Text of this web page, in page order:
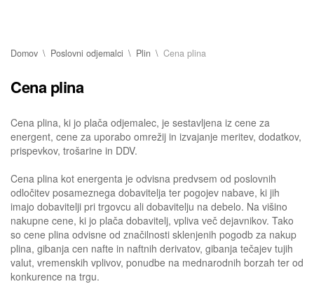
Domov Poslovni odjemalci Plin Cena plina
Cena plina
Cena plina, ki jo plača odjemalec, je sestavljena iz cene za
energent, cene za uporabo omrežij in izvajanje meritev, dodatkov,
prispevkov, trošarine in DDV.
Cena plina kot energenta je odvisna predvsem od poslovnih
odločitev posameznega dobavitelja ter pogojev nabave, ki jih
imajo dobavitelji pri trgovcu ali dobavitelju na debelo. Na višino
nakupne cene, ki jo plača dobavitelj, vpliva več dejavnikov. Tako
so cene plina odvisne od značilnosti sklenjenih pogodb za nakup
plina, gibanja cen nafte in naftnih derivatov, gibanja tečajev tujih
valut, vremenskih vplivov, ponudbe na mednarodnih borzah ter od
konkurence na trgu.